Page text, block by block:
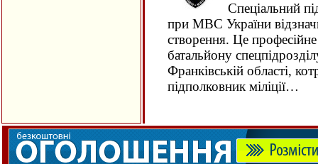
Спеціальний
при МВС України
створення. Це
батальйону
Франківській області,
підполковник міліції…